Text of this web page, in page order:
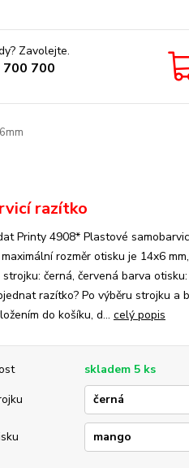
Zavolejte.
700
razítko
Printy 4908* Plastové
rozměr otisku je 14x6
strojku: černá, červená barva
razítko? Po výběru strojku a
do košíku, d... celý popis
skladem 5 ks